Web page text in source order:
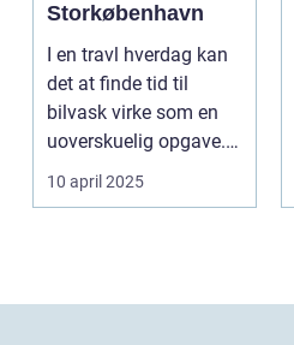
Storkøbenhavn
I en travl hverdag kan
det at finde tid til
bilvask virke som en
uoverskuelig opgave.
Især i S...
10 april 2025